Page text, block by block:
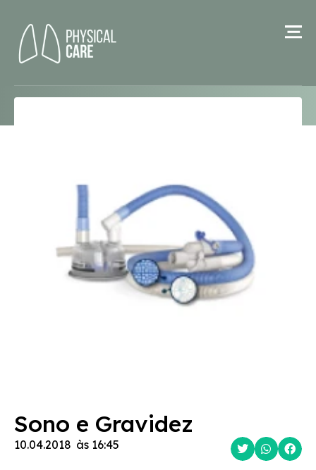
Sono e Gravidez
10.04.2018 às 16:45